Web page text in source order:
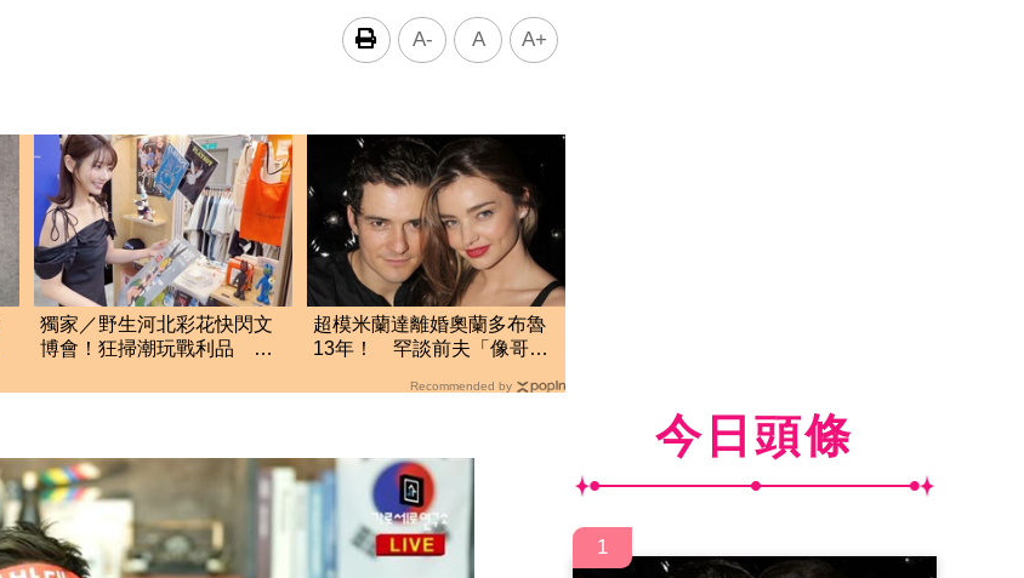
A- A A+
獨家／野生河北彩花快閃文
博會！狂掃潮玩戰利品 見
超模米蘭達離婚奧蘭多布魯
13年！ 罕談前夫「像哥哥
Recommended by
今日頭條
1